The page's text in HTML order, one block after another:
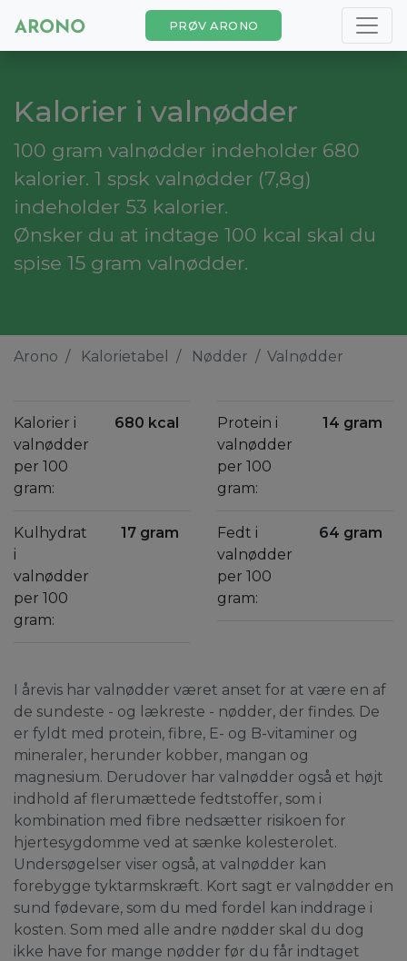
PRØV ARONO
Kalorier i valnødder
100 gram valnødder indeholder 680
kalorier. 1 spsk valnødder (7,8g)
indeholder 53 kalorier.
Ønsker du at indtage 100 kcal skal du
spise 15 gram valnødder.
Arono Kalorietabel Nødder Valnødder
Kalorier i
valnødder
per 100
gram:
680 kcal
Kulhydrat
i
valnødder
per 100
gram:
17 gram
Protein i
valnødder
per 100
gram:
14 gram
Fedt i
valnødder
per 100
gram:
64 gram
I årevis har valnødder været anset for at være en af
de sundeste - og lækreste - nødder, der findes. De
er fyldt med protein, fibre, E- og B-vitaminer og
mineraler, herunder kobber, mangan og
magnesium. Derudover har valnødder også et højt
indhold af flerumættede fedtstoffer, som i
kombination med fibre nedsætter risikoen for
hjertesygdomme ved at sænke kolesterolet.
Undersøgelser viser også, at valnødder kan
forebygge tyktarmskræft. Kort sagt er valnødder en
sund fødevare, som du med fordel kan inddrage i
kosten. Som med alle andre nødder skal du dog
ikke have for mange nødder før du får indtaget